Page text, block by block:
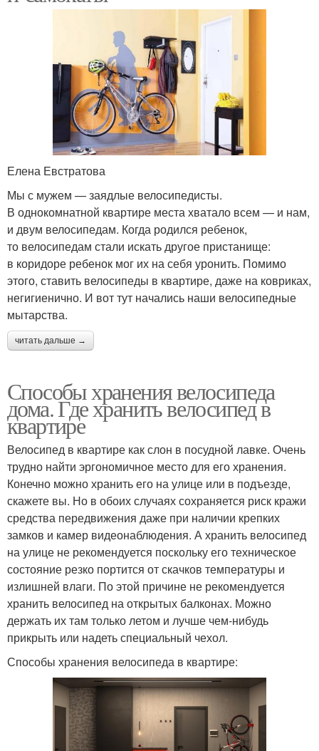
Елена Евстратова
Мы с мужем — заядлые велосипедисты.
В однокомнатной квартире места хватало всем — и нам,
и двум велосипедам. Когда родился ребенок,
то велосипедам стали искать другое пристанище:
в коридоре ребенок мог их на себя уронить. Помимо
этого, ставить велосипеды в квартире, даже на ковриках,
негигиенично. И вот тут начались наши велосипедные
мытарства.
читать дальше →
Способы хранения велосипеда
дома. Где хранить велосипед в
квартире
Велосипед в квартире как слон в посудной лавке. Очень
трудно найти эргономичное место для его хранения.
Конечно можно хранить его на улице или в подъезде,
скажете вы. Но в обоих случаях сохраняется риск кражи
средства передвижения даже при наличии крепких
замков и камер видеонаблюдения. А хранить велосипед
на улице не рекомендуется поскольку его техническое
состояние резко портится от скачков температуры и
излишней влаги. По этой причине не рекомендуется
хранить велосипед на открытых балконах. Можно
держать их там только летом и лучше чем-нибудь
прикрыть или надеть специальный чехол.
Способы хранения велосипеда в квартире: